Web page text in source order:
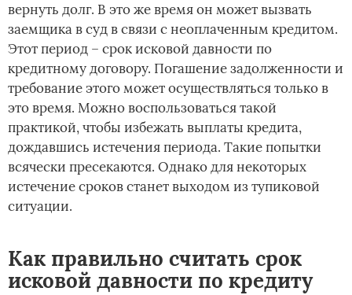
вернуть долг. В это же время он может вызвать
заемщика в суд в связи с неоплаченным кредитом.
Этот период – срок исковой давности по
кредитному договору. Погашение задолженности и
требование этого может осуществляться только в
это время. Можно воспользоваться такой
практикой, чтобы избежать выплаты кредита,
дождавшись истечения периода. Такие попытки
всячески пресекаются. Однако для некоторых
истечение сроков станет выходом из тупиковой
ситуации.
Как правильно считать срок
исковой давности по кредиту